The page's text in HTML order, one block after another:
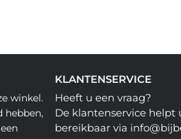
winkel.
hebben,
KLANTENSERVICE
Heeft u een vraag?
De klantenservice helpt
bereikbaar via